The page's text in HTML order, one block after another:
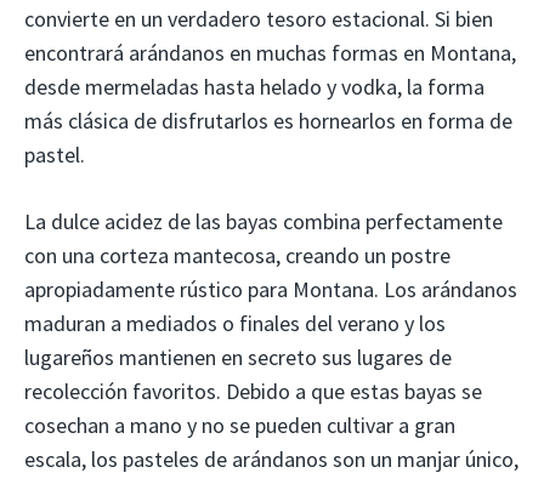
convierte en un verdadero tesoro estacional. Si bien
encontrará arándanos en muchas formas en Montana,
desde mermeladas hasta helado y vodka, la forma
más clásica de disfrutarlos es hornearlos en forma de
pastel.
La dulce acidez de las bayas combina perfectamente
con una corteza mantecosa, creando un postre
apropiadamente rústico para Montana. Los arándanos
maduran a mediados o finales del verano y los
lugareños mantienen en secreto sus lugares de
recolección favoritos. Debido a que estas bayas se
cosechan a mano y no se pueden cultivar a gran
escala, los pasteles de arándanos son un manjar único,